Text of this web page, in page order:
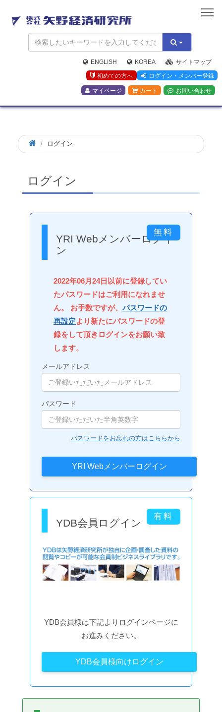
矢
野
経
済
研
究
所
ENGLISH KOREA
サイトマップ
初めての方へ
ログイン・メンバー登録
マイページ カート お問い合わせ
ログイン
ログイン
YRI Webメンバーログイ
ン
2022年06月24日以前に登録してい
たパスワードはご利用になれませ
ん。 お手数ですが、 パスワードの
再設定より新たにパスワードの登
録をして頂きログインをお願い致
します。
メールアドレス
パスワード
パスワードをお忘れの方はこちらから
YDB会員ログイン
YDB会員様は下記よりログインページに
お進みください。
YDB会員様向けログイン